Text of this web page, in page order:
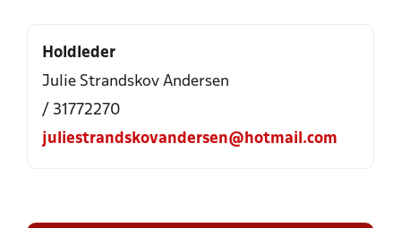
Holdleder
Julie Strandskov Andersen
/ 31772270
juliestrandskovandersen@hotmail.com